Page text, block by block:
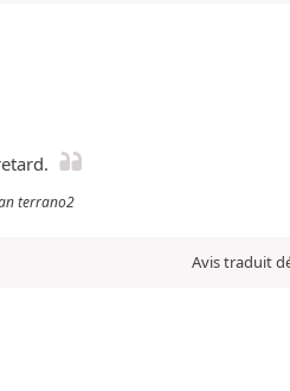
terrano2
Avis traduit